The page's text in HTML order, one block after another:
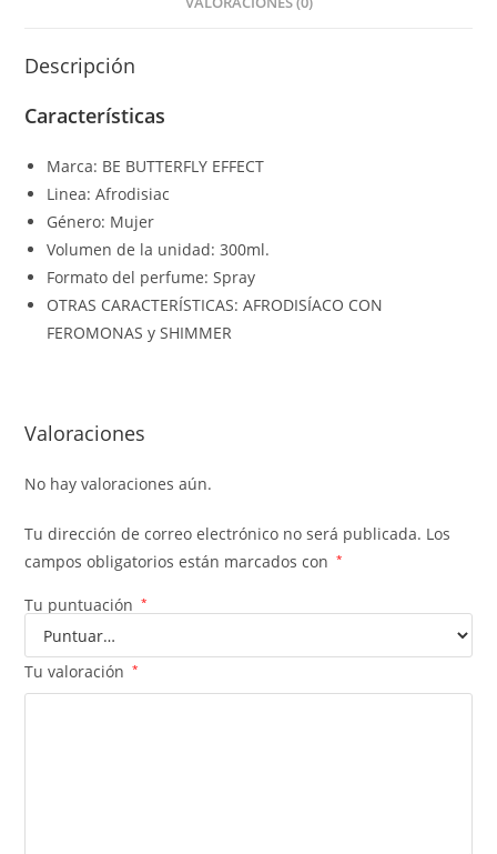
Descripción
Características
Marca: BE BUTTERFLY EFFECT
Linea: Afrodisiac
Género: Mujer
Volumen de la unidad: 300ml.
Formato del perfume: Spray
OTRAS CARACTERÍSTICAS: AFRODISÍACO CON
FEROMONAS y SHIMMER
Valoraciones
No hay valoraciones aún.
Tu dirección de correo electrónico no será publicada. Los
campos obligatorios están marcados con
*
Tu puntuación *
Tu valoración *